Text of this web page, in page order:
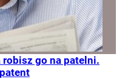
robisz go na patelni.